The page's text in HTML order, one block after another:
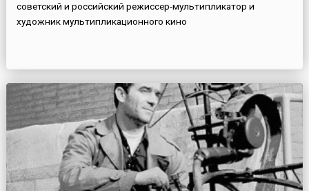
советский и российский режиссер-мультипликатор и
художник мультипликационного кино